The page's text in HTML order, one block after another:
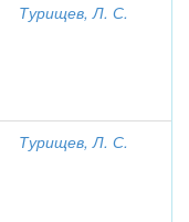
Турищев, Л. С.
Турищев, Л. С.